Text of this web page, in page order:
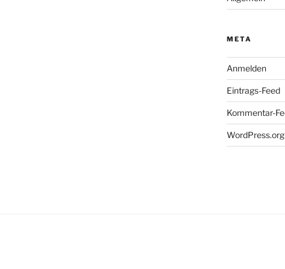
META
Anmelden
Eintrags-Feed
Kommentar-
WordPress.org